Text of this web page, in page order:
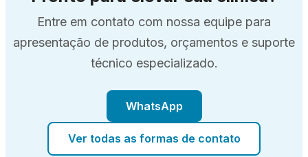
Entre em contato com nossa equipe para
apresentação de produtos, orçamentos e suporte
técnico especializado.
WhatsApp
Ver todas as formas de contato